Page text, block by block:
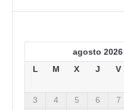
agosto 2026
L
M X J V
3
4 5 6 7